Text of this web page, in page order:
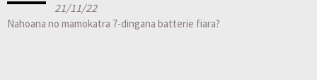
21/11/22
Nahoana no mamokatra 7-dingana batterie fiara?